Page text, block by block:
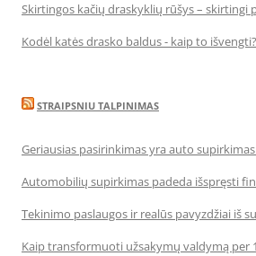
Skirtingos kačių draskyklių rūšys – skirtingi
Kodėl katės drasko baldus - kaip to išvengti?
STRAIPSNIU TALPINIMAS
Geriausias pasirinkimas yra auto
Automobilių supirkimas padeda išspręsti
Tekinimo paslaugos ir realūs pavyzdžiai iš
Kaip transformuoti užsakymų valdymą per